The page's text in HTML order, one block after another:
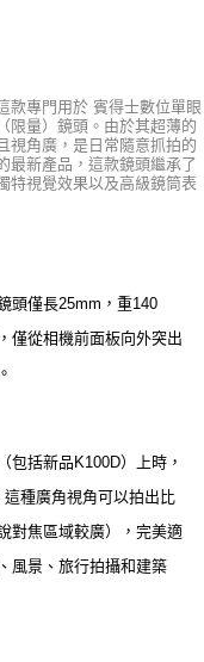
款專門用於 賓得士數位單眼
限量）鏡頭。由於其超薄的
視角廣，是日常隨意抓拍的
最新產品，這款鏡頭繼承了
特視覺效果以及高級鏡筒表
頭僅長25mm，重140
僅從相機前面板向外突出
包括新品K100D）上時，
種廣角視角可以拍出比
對焦區域較廣），完美適
風景、旅行拍攝和建築